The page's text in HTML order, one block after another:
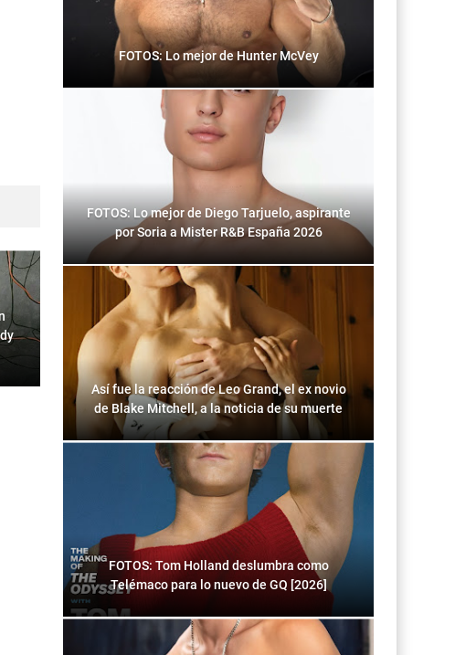
FOTOS: Lo mejor de Hunter McVey
FOTOS: Lo mejor de Diego Tarjuelo, aspirante
por Soria a Mister R&B España 2026
Así fue la reacción de Leo Grand, el ex novio
de Blake Mitchell, a la noticia de su muerte
FOTOS: Tom Holland deslumbra como
Telémaco para lo nuevo de GQ [2026]